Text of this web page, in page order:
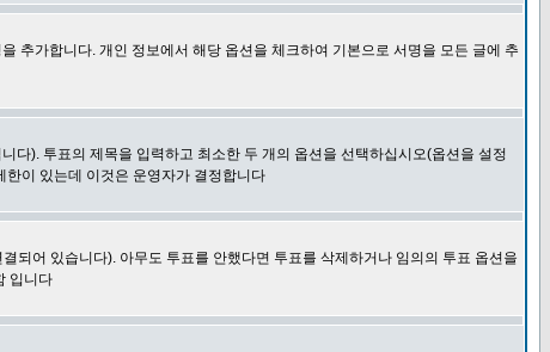
추가합니다. 개인 정보에서 해당 옵션을 체크하여 기본으로 서명을 모든 글에 추
다). 투표의 제목을 입력하고 최소한 두 개의 옵션을 선택하십시오(옵션을 설정
이 있는데 이것은 운영자가 결정합니다
되어 있습니다). 아무도 투표를 안했다면 투표를 삭제하거나 임의의 투표 옵션을
입니다